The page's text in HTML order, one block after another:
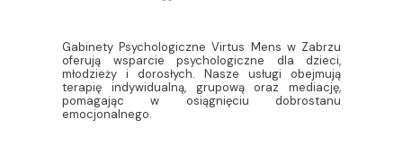
Gabinety Psychologiczne Virtus Mens w Zabrzu
oferują wsparcie psychologiczne dla dzieci,
młodzieży i dorosłych. Nasze usługi obejmują
terapię indywidualną, grupową oraz mediację,
pomagając w osiągnięciu dobrostanu
emocjonalnego.